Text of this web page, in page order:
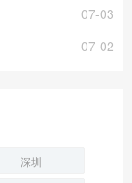
07-03
07-02
深圳